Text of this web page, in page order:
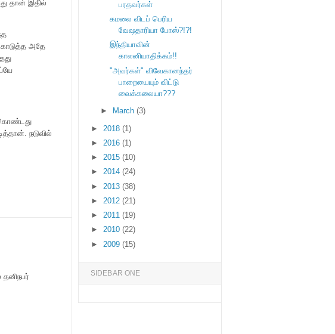
தான் இதில்
அதே
நடுவில்
பரதவர்கள்
கமலை விடப் பெரிய
வேஷதாரியா போஸ்?!?!
இந்தியாவின்
காலனியாதிக்கம்!!
"அவர்கள்" விவேகானந்தர்
பாறையையும் விட்டு
வைக்கலையா???
►
March (3)
► 2018 (1)
► 2016 (1)
► 2015 (10)
► 2014 (24)
► 2013 (38)
► 2012 (21)
► 2011 (19)
► 2010 (22)
► 2009 (15)
SIDEBAR ONE